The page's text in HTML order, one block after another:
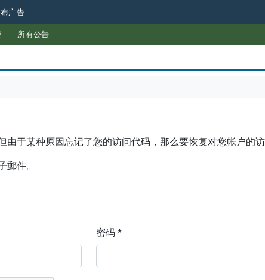
广告
所有公告
由于某种原因忘记了您的访问代码，那么要恢复对您帐户的
郵件。
密码 *